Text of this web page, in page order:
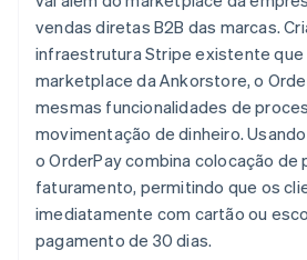
vendas diretas B2B das marcas.
infraestrutura Stripe existente que
marketplace da Ankorstore, o
mesmas funcionalidades de
movimentação de dinheiro.
o OrderPay combina colocação de
faturamento, permitindo que os
imediatamente com cartão ou
pagamento de 30 dias.